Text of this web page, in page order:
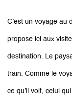
C’est un voyage au
propose ici aux
destination. Le
train. Comme le
ce qu’il voit, celui